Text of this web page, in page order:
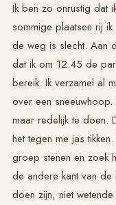
Ik ben zo onrustig dat
sommige plaatsen rij
de weg is slecht. Aan
dat ik om 12.45 de
bereik. Ik verzamel al
over een
maar redelijk te doen.
het tegen me jas
groep stenen en zoek
de andere kant van de
doen zijn, niet